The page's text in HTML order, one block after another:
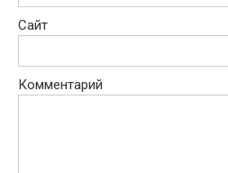
Сайт
Комментарий